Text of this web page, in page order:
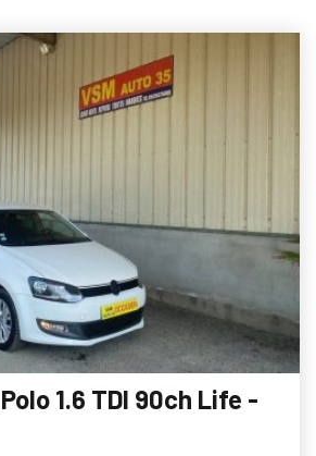
1.6 TDI 90ch Life -